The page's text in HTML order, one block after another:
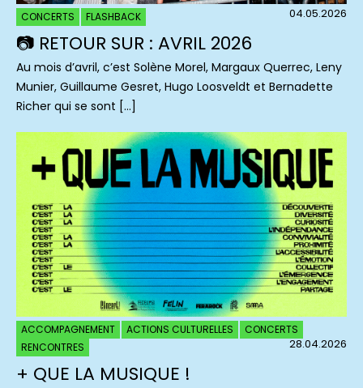
CONCERTS FLASHBACK 04.05.2026
📷 RETOUR SUR : AVRIL 2026
Au mois d’avril, c’est Solène Morel, Margaux Querrec, Leny
Munier, Guillaume Gesret, Hugo Loosveldt et Bernadette
Richer qui se sont […]
ACCOMPAGNEMENT ACTIONS CULTURELLES
CONCERTS
RENCONTRES
28.04.2026
+ QUE LA MUSIQUE !